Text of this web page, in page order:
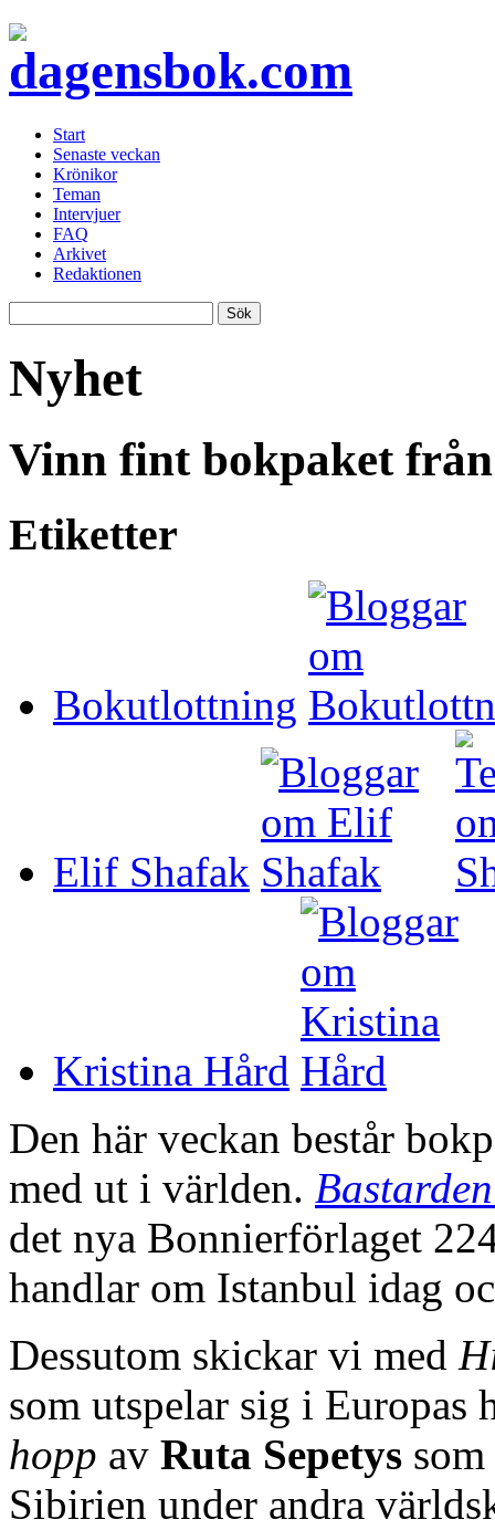
Start
Senaste veckan
Krönikor
Teman
Intervjuer
FAQ
Arkivet
Redaktionen
Nyhet
Vinn fint bokpaket
Etiketter
Bokutlottning
Elif Shafak
Kristina Hård
Den här veckan består
med ut i världen.
det nya Bonnierförlaget
handlar om Istanbul idag
Dessutom skickar vi med
som utspelar sig i Europas
hopp av Ruta Sepetys
Sibirien under andra